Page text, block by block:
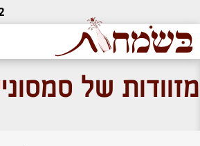
מזוודות של